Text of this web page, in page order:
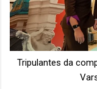
Tripulantes da